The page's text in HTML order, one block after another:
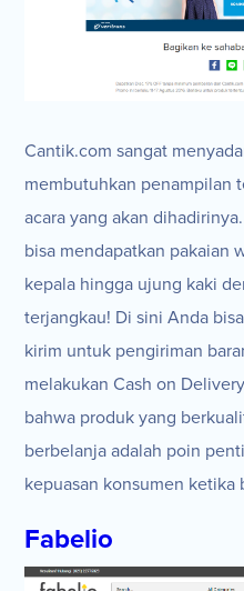
Cantik.com sangat
membutuhkan penampilan
acara yang akan
bisa mendapatkan pakaian
kepala hingga ujung kaki
terjangkau! Di sini Anda
kirim untuk pengiriman
melakukan Cash on
bahwa produk yang
berbelanja adalah poin
kepuasan konsumen ketika
Fabelio